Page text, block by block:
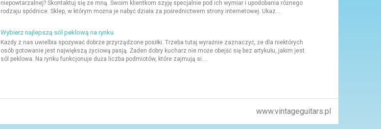
niepowtarzalnej? Skontaktuj się ze mną. Swoim klientkom szyję specjalnie pod ich wymiar i upodobania różnego
rodzaju spódnice. Sklep, w którym można je nabyć działa za pośrednictwem strony internetowej. Ukaz...
Wybierz najlepszą sól peklową na rynku
Każdy z nas uwielbia spożywać dobrze przyrządzone posiłki. Trzeba tutaj wyraźnie zaznaczyć, że dla niektórych
osób gotowanie jest największą życiową pasją. Żaden dobry kucharz nie może obejść się bez artykułu, jakim jest
sól peklowa. Na rynku funkcjonuje duża liczba podmiotów, które zajmują si...
www.vintageguitars.pl